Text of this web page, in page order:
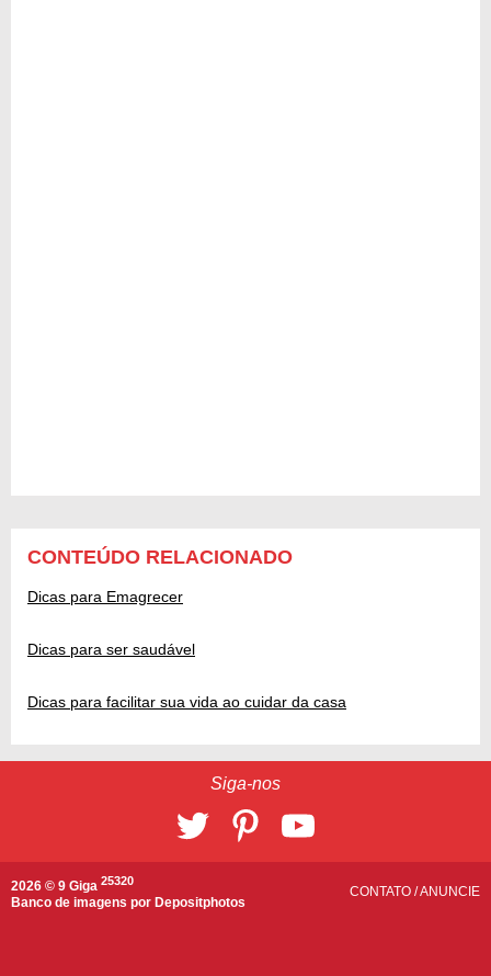
CONTEÚDO RELACIONADO
Dicas para Emagrecer
Dicas para ser saudável
Dicas para facilitar sua vida ao cuidar da casa
Siga-nos
2026 © 9 Giga 25320
Banco de imagens por Depositphotos
CONTATO /ANUNCIE